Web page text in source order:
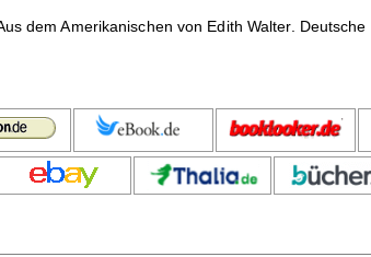
dem Amerikanischen von Edith Walter.